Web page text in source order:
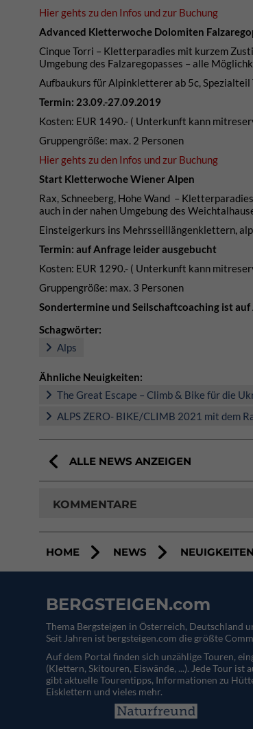
Hier gehts zu den Infos und zur Buchung
Advanced Kletterwoche Dolomiten
Cinque Torri – Kletterparadies mit kurzem
Umgebung des Falzaregopasses – alle
Aufbaukurs für Alpinkletterer ab 5c,
Termin: 23.09.-27.09.2019
Kosten: EUR 1490.- ( Unterkunft kann
Gruppengröße: max. 2 Personen
Hier gehts zu den Infos und zur Buchung
Start Kletterwoche Wiener Alpen
Rax, Schneeberg, Hohe Wand –
auch in der nahen Umgebung des
Einsteigerkurs ins Mehrsseillängenklettern,
Termin: auf Anfrage leider ausgebucht
Kosten: EUR 1290.- ( Unterkunft kann
Gruppengröße: max. 3 Personen
Sondertermine und Seilschaftcoaching ist
Schagwörter:
Alps
Ähnliche Neuigkeiten:
The Great Escape – Climb & Bike für die
ALPS ZERO- BIKE/CLIMB 2021 mit dem
ALLE NEWS ANZEIGEN
KOMMENTARE
HOME NEWS NEUIGKEITEN
BERGSTEIGEN.com
Thema Bergsteigen in Österreich, Deutschland
Seit Jahren ist bergsteigen.com die größte
Auf dem Portal finden sich unzählige Touren,
(Klettern, Skitouren, Eiswände, ...). Jede Tour
gibt aktuelle Tourentipps, Informationen zu
Eisklettern und vieles mehr.